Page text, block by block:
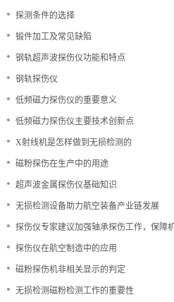
支
德
森
• 探测条件的选择
• 锻件加工及常见缺陷
• 钢轨超声波探伤仪功能和特点
• 钢轨探伤仪
• 低频磁力探伤仪的重要意义
• 低频磁力探伤仪主要技术创新点
• X射线机是怎样做到无损检测的
• 磁粉探伤在生产中的用途
• 超声波金属探伤仪基础知识
• 无损检测设备助力航空装备产业链发展
• 探伤仪专家建议加强轴承探伤工作，保障
• 探伤仪在航空制造中的应用
• 磁粉探伤机非相关显示的判定
• 无损检测磁粉检测工作的重要性